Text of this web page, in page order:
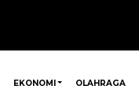
EKONOMI OLAHRAGA